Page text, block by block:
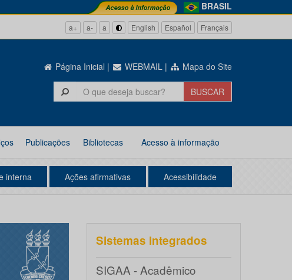
BRASIL
a+ a- a English Español Français
Página Inicial | WEBMAIL | Mapa do Site
Publicações Bibliotecas Acesso à informação
interna Ações afirmativas Acessibilidade
Sistemas integrados
SIGAA - Acadêmico